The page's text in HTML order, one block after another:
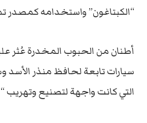
“الكبتاغون” واستخدامه كمصدر
أطنان من الحبوب المخدرة عُثر
سيارات تابعة لحافظ منذر الأسد
التي كانت واجهة لتصنيع وتهريب